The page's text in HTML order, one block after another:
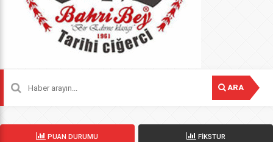
ARA
PUAN DURUMU FİKSTUR